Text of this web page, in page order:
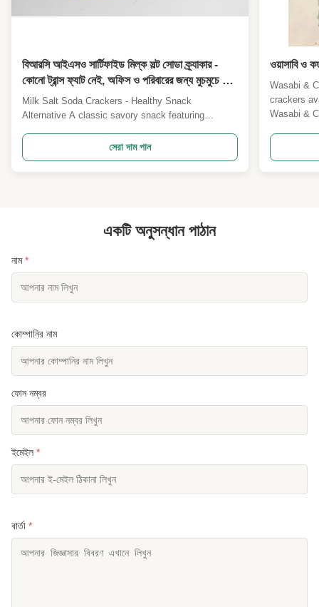
বিআরসি আইএসও সার্টিফাইড মিল্ক সল্ট সোডা ক্র্যাকার -
কোনো ট্রান্স ফ্যাট নেই, অফিস ও পরিবারের জন্য মুচমুচে ও
স্তরযুক্ত মুখরোচক স্ন্যাক
Milk Salt Soda Crackers - Healthy Snack
Alternative A classic savory snack featuring
crispy perfection. Perfect for office workers,
families, and children as a light snack option.
Product Highlights BRC & ISO 22000 Certified
সেরা দাম পান
ওয়াসাবি ও
Wasabi &
crackers
Wasabi &
একটি অনুসন্ধান পাঠান
নাম*
কোম্পানির নাম
ফোন নম্বর
ইমেইল *
বার্তা *